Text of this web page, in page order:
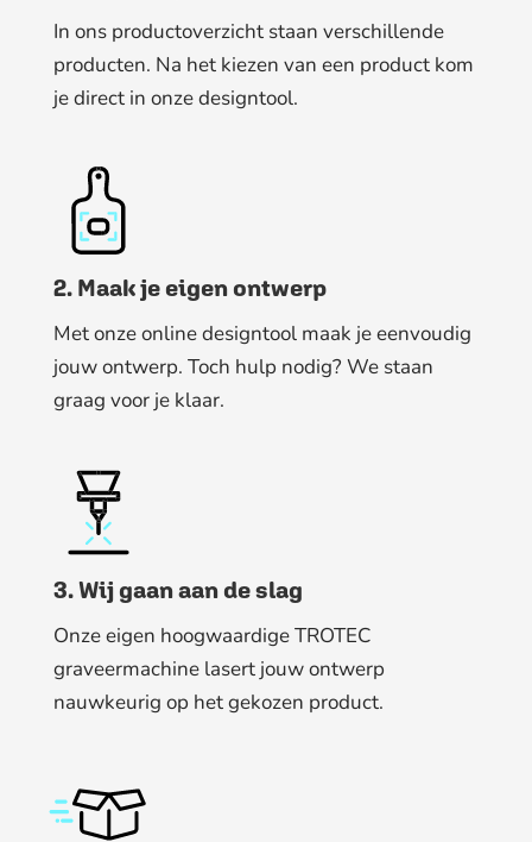
In ons productoverzicht staan verschillende
producten. Na het kiezen van een product kom
je direct in onze designtool.
2. Maak je eigen ontwerp
Met onze online designtool maak je eenvoudig
jouw ontwerp. Toch hulp nodig? We staan
graag voor je klaar.
3. Wij gaan aan de slag
Onze eigen hoogwaardige TROTEC
graveermachine lasert jouw ontwerp
nauwkeurig op het gekozen product.